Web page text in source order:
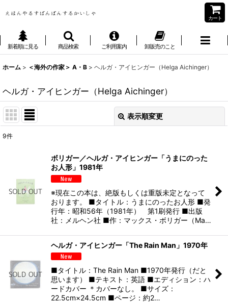
カート
新着順に見る 商品検索 ご利用案内 卸販売のこと
ホーム > ＜海外の作家＞ A・B > ヘルガ・アイヒンガー（Helga Aichinger）
ヘルガ・アイヒンガー（Helga Aichinger）
表示順変更
絞り込む
9件
ボリガー／ヘルガ・アイヒンガー「うまにのった
お人形」1981年
※現在この本は、絶版もしくは重版未定となって
おります。 ■タイトル：うまにのったお人形 ■発
行年：昭和56年（1981年） 第1刷発行 ■出版
社：メルヘン社 ■作：マックス・ボリガー（Ma…
ヘルガ・アイヒンガー「The Rain Man」1970年
■タイトル：The Rain Man ■1970年発行（だと
思います） ■テキスト：英語 ■エディション：ハ
ードカバー ＊カバーなし。 ■サイズ：
22.5cm×24.5cm ■ページ：約2…